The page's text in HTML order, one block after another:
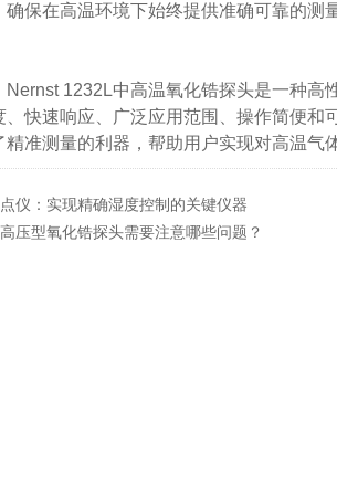
确保在高温环境下始终提供准确可靠的测
1232L中高温氧化锆探头是一种高
、快速响应、广泛应用范围、操作简便和
精准测量的利器，帮助用户实现对高温气
仪：实现精确湿度控制的关键仪器
压型氧化锆探头需要注意哪些问题？